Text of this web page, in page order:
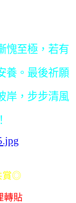
愧至極，若有
養。最後祈願
岸，步步清風
賞◎
轉貼